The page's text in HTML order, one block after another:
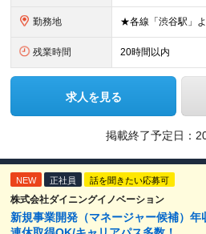
勤務地
残業時間 20時間以内
求人を見る
掲載終了予定日：
NEW 正社員 話を聞きたい応募可
株式会社ダイニングイノベーション
新規事業開発（マネージャー候補）